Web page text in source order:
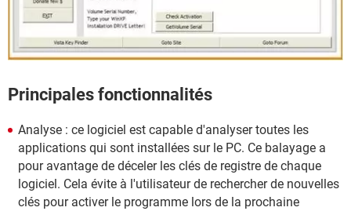
Principales fonctionnalités
Analyse : ce logiciel est capable d'analyser toutes les
applications qui sont installées sur le PC. Ce balayage a
pour avantage de déceler les clés de registre de chaque
logiciel. Cela évite à l'utilisateur de rechercher de nouvelles
clés pour activer le programme lors de la prochaine